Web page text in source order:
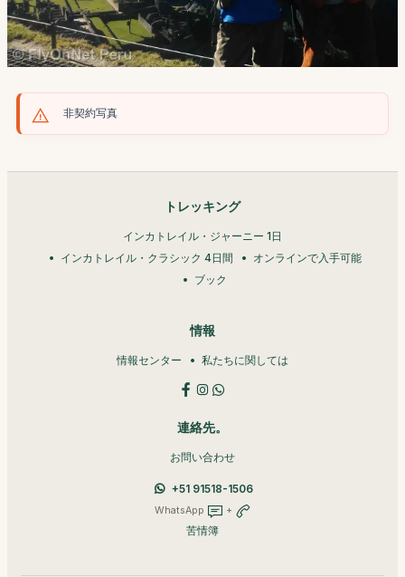
非契約写真
トレッキング
インカトレイル・ジャーニー 1日
インカトレイル・クラシック 4日間
オンラインで入手可能
ブック
情報
情報センター 私たちに関しては
連絡先。
お問い合わせ
+51 91518-1506
WhatsApp +
苦情簿